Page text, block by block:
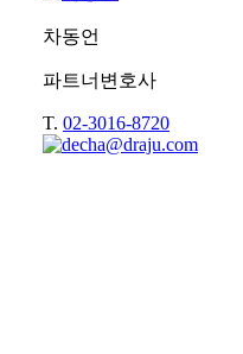
차동언
파트너변호사
T. 02-3016-8720